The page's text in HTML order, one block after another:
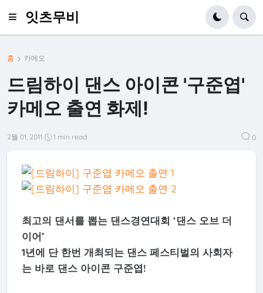
잇츠무비
홈 카메오
드림하이 댄스 아이콘 '구준엽'
카메오 출연 화제!
2월 01, 2011 1 min read 0
최고의 댄서를 뽑는 댄스경연대회 ‘댄스 오브 더
이어’
1년에 단 한번 개최되는 댄스 페스티벌의 사회자
는 바로 댄스 아이콘 구준엽!